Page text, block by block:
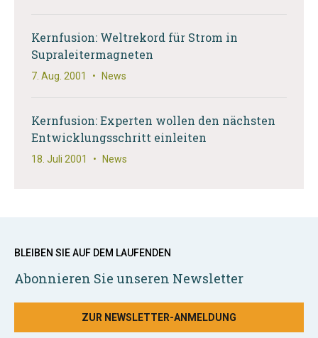
Kernfusion: Weltrekord für Strom in
Supraleitermagneten
7. Aug. 2001 • News
Kernfusion: Experten wollen den nächsten
Entwicklungsschritt einleiten
18. Juli 2001 • News
BLEIBEN SIE AUF DEM LAUFENDEN
Abonnieren Sie unseren Newsletter
ZUR NEWSLETTER-ANMELDUNG